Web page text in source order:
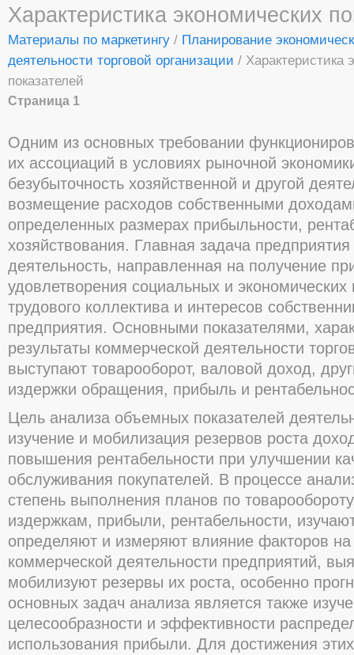
Характеристика экономических
Материалы по маркетингу / Планирование
деятельности торговой организации / Характеристика
показателей
Страница 1
Одним из основных требовании
их ассоциаций в условиях рыночной
безубыточность хозяйственной и другой
возмещение расходов собственными
определенных размерах прибыльности,
хозяйствования. Главная задача
деятельность, направленная на получение
удовлетворения социальных и экономических
трудового коллектива и интересов
предприятия. Основными показателями,
результаты коммерческой деятельности
выступают товарооборот, валовой доход,
издержки обращения, прибыль и
Цель анализа объемных показателей
изучение и мобилизация резервов роста
повышения рентабельности при улучшении
обслуживания покупателей. В процессе
степень выполнения планов по
издержкам, прибыли, рентабельности,
определяют и измеряют влияние факторов на
коммерческой деятельности предприятий,
мобилизуют резервы их роста, особенно
основных задач анализа является также
целесообразности и эффективности
использования прибыли. Для достижения